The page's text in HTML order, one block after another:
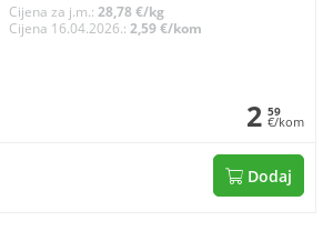
Cijena za j.m.: 28,78 €/kg
Cijena 16.04.2026.: 2,59 €/kom
2 59
€/kom
Dodaj